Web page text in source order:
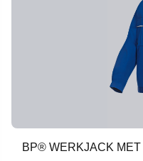
BP® WERKJACK